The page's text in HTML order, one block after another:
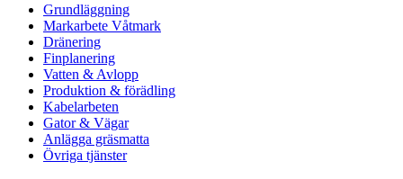
Grundläggning
Markarbete Våtmark
Dränering
Finplanering
Vatten & Avlopp
Produktion & förädling
Kabelarbeten
Gator & Vägar
Anlägga gräsmatta
Övriga tjänster